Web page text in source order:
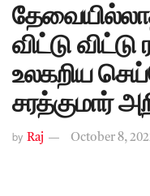
விட்டு
உலகறிய
சரத்குமார்
by Raj October 8,